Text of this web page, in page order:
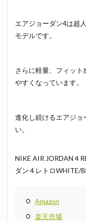
エアジョーダン4は超
モデルです。
さらに軽量、フィット
やすくなっています。
進化し続けるエアジョ
い。
NIKE AIR JORDAN 4
ダン 4 レトロWHITE/
Amazon
楽天市場